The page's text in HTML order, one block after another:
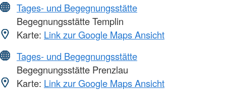
Tages- und Begegnungsstätte
Begegnungsstätte Templin
Karte: Link zur Google Maps Ansicht
Tages- und Begegnungsstätte
Begegnungsstätte Prenzlau
Karte: Link zur Google Maps Ansicht